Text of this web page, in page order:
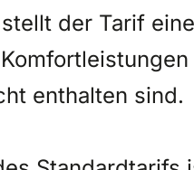
der Tarif
enthalten sind.